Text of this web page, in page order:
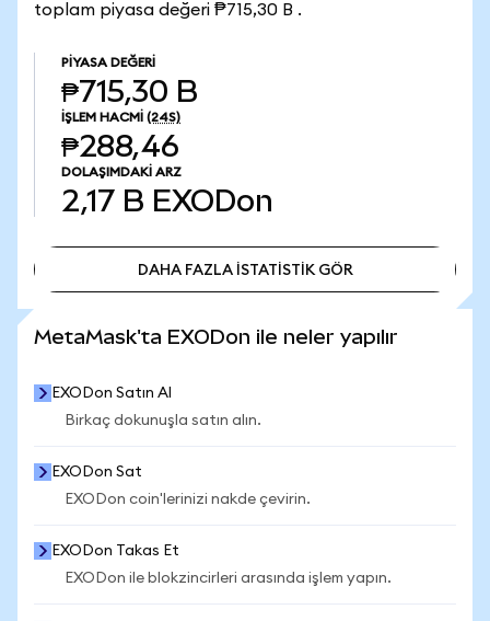
toplam piyasa değeri ₱715,30 B .
PIYASA DEĞERI
₱715,30 B
İŞLEM HACMI (24S)
₱288,46
DOLAŞIMDAKI ARZ
2,17 B EXODon
DAHA FAZLA İSTATİSTİK GÖR
MetaMask'ta EXODon ile neler yapılır
EXODon Satın Al
Birkaç dokunuşla satın alın.
EXODon Sat
EXODon coin'lerinizi nakde çevirin.
EXODon Takas Et
EXODon ile blokzincirleri arasında işlem yapın.